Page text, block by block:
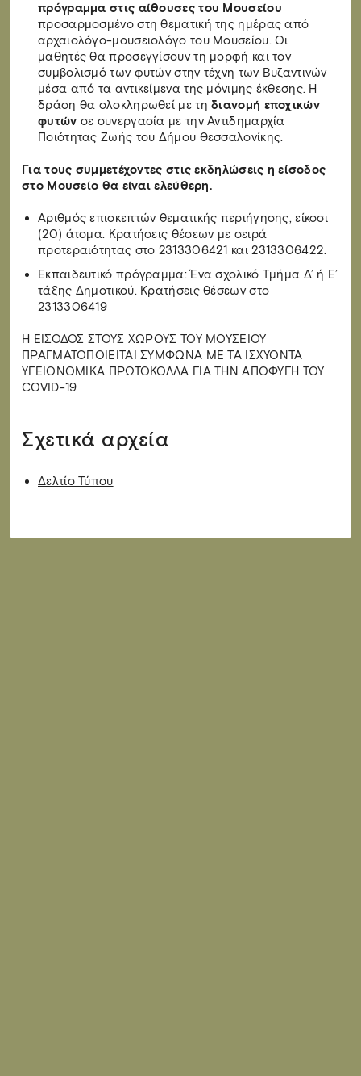
πρόγραμμα στις αίθουσες του Μουσείου
προσαρμοσμένο στη θεματική της ημέρας από
αρχαιολόγο-μουσειολόγο του Μουσείου. Οι
μαθητές θα προσεγγίσουν τη μορφή και τον
συμβολισμό των φυτών στην τέχνη των Βυζαντινών
μέσα από τα αντικείμενα της μόνιμης έκθεσης. Η
δράση θα ολοκληρωθεί με τηδιανομή εποχικών
φυτών σε συνεργασία με την Αντιδημαρχία
Ποιότητας Ζωής του Δήμου Θεσσαλονίκης.
Για τους συμμετέχοντες στις εκδηλώσεις η είσοδος
στο Μουσείο θα είναι ελεύθερη.
Αριθμός επισκεπτών θεματικής περιήγησης, είκοσι
(20) άτομα. Κρατήσεις θέσεων με σειρά
προτεραιότητας στο 2313306421 και 2313306422.
Εκπαιδευτικό πρόγραμμα: Ένα σχολικό Τμήμα Δ’ ή Ε’
τάξης Δημοτικού. Κρατήσεις θέσεων στο
2313306419
Η ΕΙΣΟΔΟΣ ΣΤΟΥΣ ΧΩΡΟΥΣ TOY MOYΣΕΙΟΥ
ΠΡΑΓΜΑΤΟΠΟΙΕΙΤΑΙ ΣΥΜΦΩΝΑ ΜΕ ΤΑ ΙΣΧΥΟΝΤΑ
ΥΓΕΙΟΝΟΜΙΚΑ ΠΡΩΤΟΚΟΛΛΑ ΓΙΑ ΤΗΝ ΑΠΟΦΥΓΗ ΤΟΥ
COVID-19
Σχετικά αρχεία
Δελτίο Τύπου